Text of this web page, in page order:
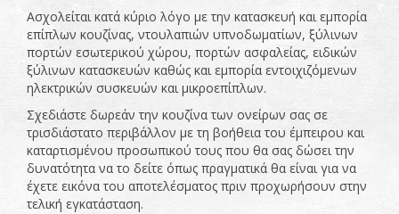
Ασχολείται κατά κύριο λόγο με την κατασκευή και εμπορία
επίπλων κουζίνας, ντουλαπιών υπνοδωματίων, ξύλινων
πορτών εσωτερικού χώρου, πορτών ασφαλείας, ειδικών
ξύλινων κατασκευών καθώς και εμπορία εντοιχιζόμενων
ηλεκτρικών συσκευών και μικροεπίπλων.
Σχεδιάστε δωρεάν την κουζίνα των ονείρων σας σε
τρισδιάστατο περιβάλλον με τη βοήθεια του έμπειρου και
καταρτισμένου προσωπικού τους που θα σας δώσει την
δυνατότητα να το δείτε όπως πραγματικά θα είναι για να
έχετε εικόνα του αποτελέσματος πριν προχωρήσουν στην
τελική εγκατάσταση.